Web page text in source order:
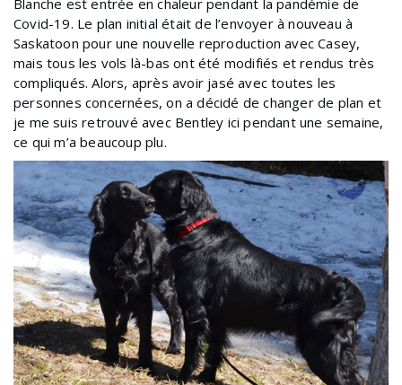
Blanche est entrée en chaleur pendant la pandémie de
Covid-19. Le plan initial était de l’envoyer à nouveau à
Saskatoon pour une nouvelle reproduction avec Casey,
mais tous les vols là-bas ont été modifiés et rendus très
compliqués. Alors, après avoir jasé avec toutes les
personnes concernées, on a décidé de changer de plan et
je me suis retrouvé avec Bentley ici pendant une semaine,
ce qui m’a beaucoup plu.